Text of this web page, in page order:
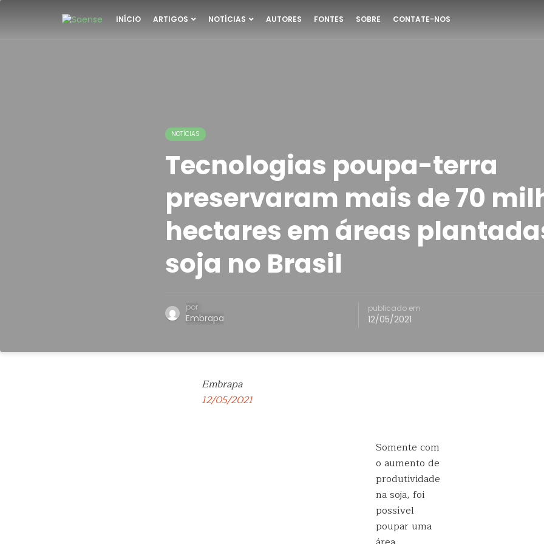
INÍCIO ARTIGOS NOTÍCIAS AUTORES FONTES SOBRE CONTATE-NOS
NOTÍCIAS
Tecnologias poupa-terra
preservaram mais de 70
hectares em áreas
soja no Brasil
por
Embrapa
publicado em
12/05/2021
Embrapa
12/05/2021
Somente com
o aumento de
produtividade
na soja, foi
possível
poupar uma